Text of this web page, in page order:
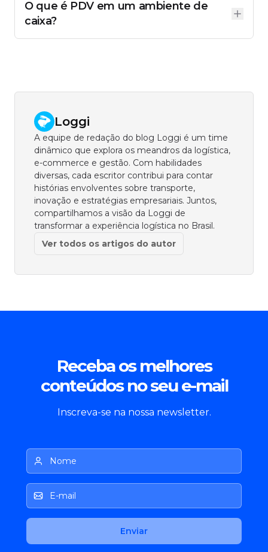
incluem funcionalidades de PDV no próprio painel
de gestão.
O que é PDV em um ambiente de
caixa?
Loggi
A equipe de redação do blog Loggi é um time
dinâmico que explora os meandros da logística,
e-commerce e gestão. Com habilidades
diversas, cada escritor contribui para contar
histórias envolventes sobre transporte,
inovação e estratégias empresariais. Juntos,
compartilhamos a visão da Loggi de
transformar a experiência logística no Brasil.
Ver todos os artigos do autor
Receba os melhores
conteúdos no seu e-mail
Inscreva-se na nossa newsletter.
Nome
E-mail
Enviar